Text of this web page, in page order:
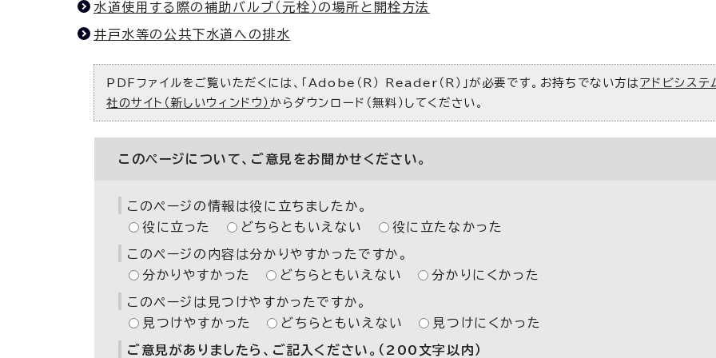
水道使用する際の補助バルブ（元栓）の場所と開栓方法
井戸水等の公共下水道への排水
PDFファイルをご覧いただくには、「Adobe（R） Reader（R）」が必要です。お持ちでない方は アドビシステ
社のサイト（新しいウィンドウ） からダウンロード（無料）してください。
このページについて、ご意見をお聞かせください。
このページの情報は役に立ちましたか。
役に立った
どちらともいえない 役に立たなかった
このページの内容は分かりやすかったですか。
分かりやすかった
どちらともいえない 分かりにくかった
このページは見つけやすかったですか。
見つけやすかった
どちらともいえない 見つけにくかった
ご意見がありましたら、ご記入ください。（200文字以内）